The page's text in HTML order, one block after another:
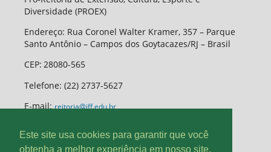
Este site usa cookies para garantir que você
obtenha a melhor experiência em nosso site.
Diversidade (PROEX)
Endereço: Rua Coronel Walter Kramer, 357 – Parque
Santo Antônio – Campos dos Goytacazes/RJ – Brasil
CEP: 28080-565
Telefone: (22) 2737-5627
E-mail:reitoria@iff.edu.br